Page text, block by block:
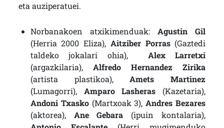
eta auziperatuei.
Norbanakoen atxikimenduak:Agustin Gil
(Herria 2000 Eliza), Aitziber Porras(Gaztedi
taldeko jokalari ohia), Alex Larretxi
(argazkilaria), Alfredo Hernandez Zirika
(artista plastikoa),Amets Martinez
(Lumagorri), Amparo Lasheras (Kazetaria),
Andoni Txasko(Martxoak 3),Andres Bezares
(aktorea),Ane Gebara (ipuin kontalaria),